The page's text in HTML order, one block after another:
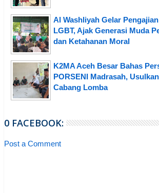
Al Washliyah Gelar
LGBT, Ajak Generasi Muda
dan Ketahanan Moral
K2MA Aceh Besar Bahas
PORSENI Madrasah,
Cabang Lomba
0 FACEBOOK:
Post a Comment